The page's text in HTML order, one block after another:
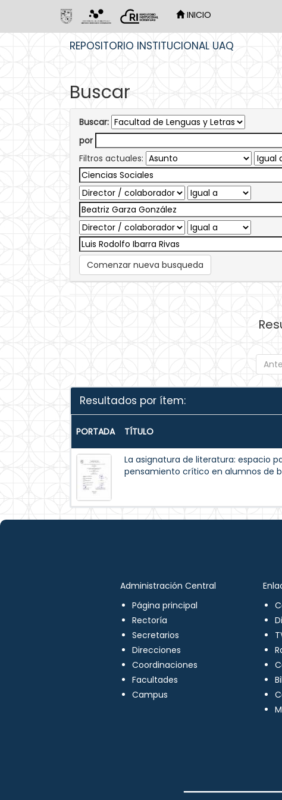
INICIO
REPOSITORIO INSTITUCIONAL UAQ
Buscar
Buscar:
por
Filtros actuales:
Comenzar nueva busqueda
Resultados por ítem:
PORTADA TÍTULO
La asignatura de literatura: espacio
pensamiento crítico en alumnos de
Administración Central
Página principal
Rectoría
Secretarios
Direcciones
Coordinaciones
Facultades
Campus